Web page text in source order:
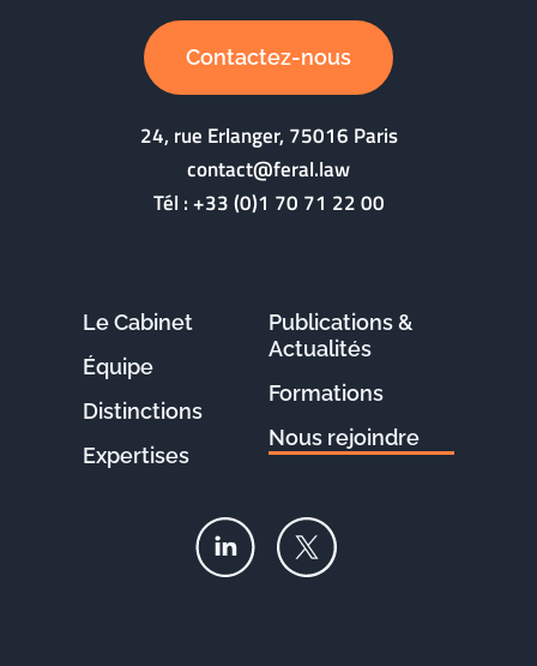
Contactez-nous
24, rue Erlanger, 75016 Paris
contact@feral.law
Tél :+33 (0)1 70 71 22 00
Le Cabinet
Équipe
Distinctions
Expertises
Publications &
Actualités
Formations
Nous rejoindre